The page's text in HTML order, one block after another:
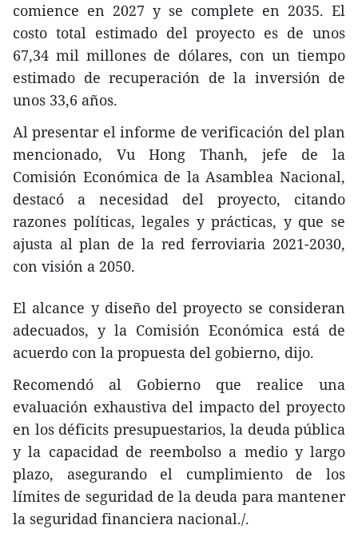
comience en 2027 y se complete en 2035. El
costo total estimado del proyecto es de unos
67,34 mil millones de dólares, con un tiempo
estimado de recuperación de la inversión de
unos 33,6 años.
Al presentar el informe de verificación del plan
mencionado, Vu Hong Thanh, jefe de la
Comisión Económica de la Asamblea Nacional,
destacó a necesidad del proyecto, citando
razones políticas, legales y prácticas, y que se
ajusta al plan de la red ferroviaria 2021-2030,
con visión a 2050.
El alcance y diseño del proyecto se consideran
adecuados, y la Comisión Económica está de
acuerdo con la propuesta del gobierno, dijo.
Recomendó al Gobierno que realice una
evaluación exhaustiva del impacto del proyecto
en los déficits presupuestarios, la deuda pública
y la capacidad de reembolso a medio y largo
plazo, asegurando el cumplimiento de los
límites de seguridad de la deuda para mantener
la seguridad financiera nacional./.